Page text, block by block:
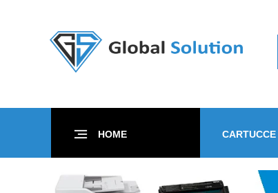
HOME CARTUCCE